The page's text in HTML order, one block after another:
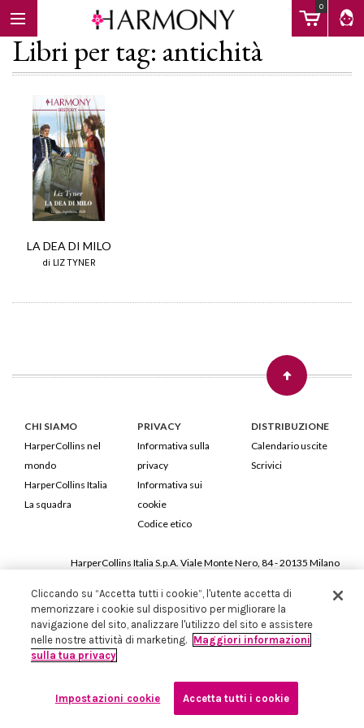
0
EBOOK
Calendario
Libri per tag: antichità
LA DEA DI MILO
di LIZ TYNER
CHI SIAMO
HarperCollins nel
mondo
HarperCollins Italia
La squadra
PRIVACY
Informativa sulla
privacy
Informativa sui
cookie
Codice etico
DISTRIBUZIONE
Calendario uscite
Scrivici
HarperCollins Italia S.p.A. Viale Monte Nero, 84 - 20135 Milano
Iscritta in Milano al Registro delle imprese nr.198004 e REA nr.1051898
Cliccando su “Accetta tutti i cookie”, l'utente accetta di
memorizzare i cookie sul dispositivo per migliorare la
navigazione del sito, analizzare l'utilizzo del sito e assistere
nelle nostre attività di marketing. Maggiori informazioni
sulla tua privacy
Impostazioni cookie Accetta tutti i cookie